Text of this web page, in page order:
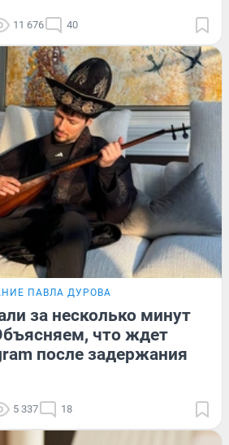
11 676 40
ПАВЛА ДУРОВА
за несколько минут
что ждет
после задержания
5 337 18